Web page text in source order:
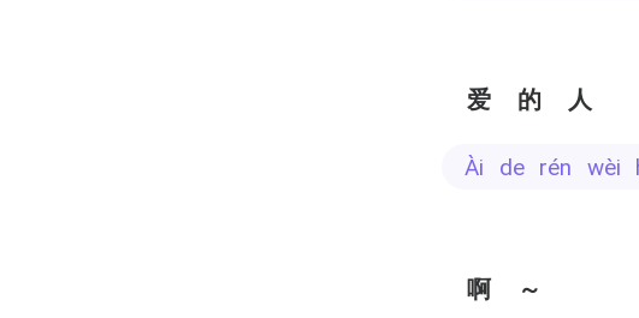
爱的人
ài de rén wèi
啊～